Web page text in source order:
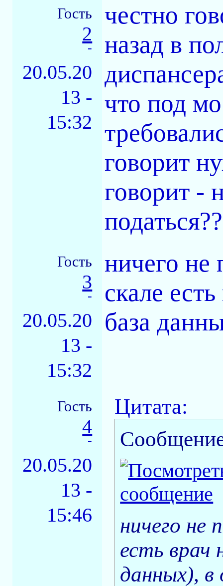
Гость
2
-
20.05.20
13 -
15:32
честно
назад в
что под
говорит
говорит -
Гость
3
-
20.05.20
13 -
15:32
ничего не
скале
база
Гость
4
-
20.05.20
13 -
15:46
Цитата:
ничего не
есть врач
данных), в